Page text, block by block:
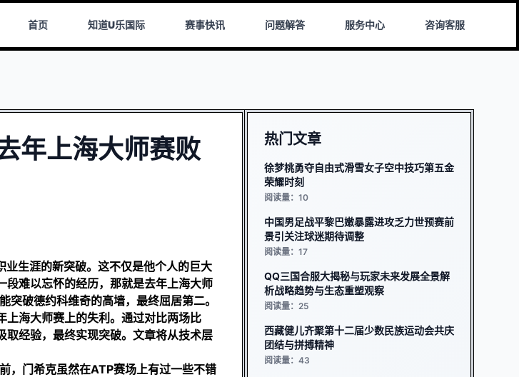
首页 知道U乐国际 赛事快讯 问题解答 服务中心 咨询客服
年上海大师赛败
生涯的新突破。这不仅是他个人的巨大
段难以忘怀的经历，那就是去年上海大师
突破德约科维奇的高墙，最终屈居第二。
上海大师赛上的失利。通过对比两场比
经验，最终实现突破。文章将从技术层
，门希克虽然在ATP赛场上有过一些不错
热门文章
徐梦桃勇夺自由式滑雪女子空中技巧第五金
荣耀时刻
阅读量：10
中国男足战平黎巴嫩暴露进攻乏力世预赛前
景引关注球迷期待调整
阅读量：17
QQ三国合服大揭秘与玩家未来发展全景解
析战略趋势与生态重塑观察
阅读量：25
西藏健儿齐聚第十二届少数民族运动会共庆
团结与拼搏精神
阅读量：43